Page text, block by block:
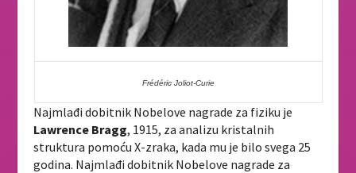
Frédéric Joliot-Curie
Najmlađi dobitnik Nobelove nagrade za fiziku je
Lawrence Bragg, 1915, za analizu kristalnih
struktura pomoću X-zraka, kada mu je bilo svega 25
godina. Najmlađi dobitnik Nobelove nagrade za